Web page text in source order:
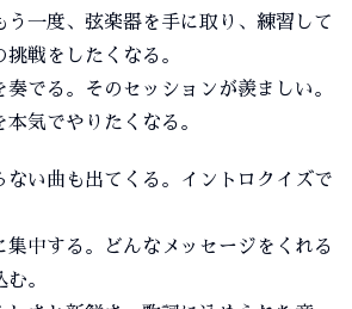
う一度、弦楽器を手に取り、練習して
戦をしたくなる。
でる。そのセッションが羨ましい。
気でやりたくなる。
ない曲も出てくる。イントロクイズで
集中する。どんなメッセージをくれる
。